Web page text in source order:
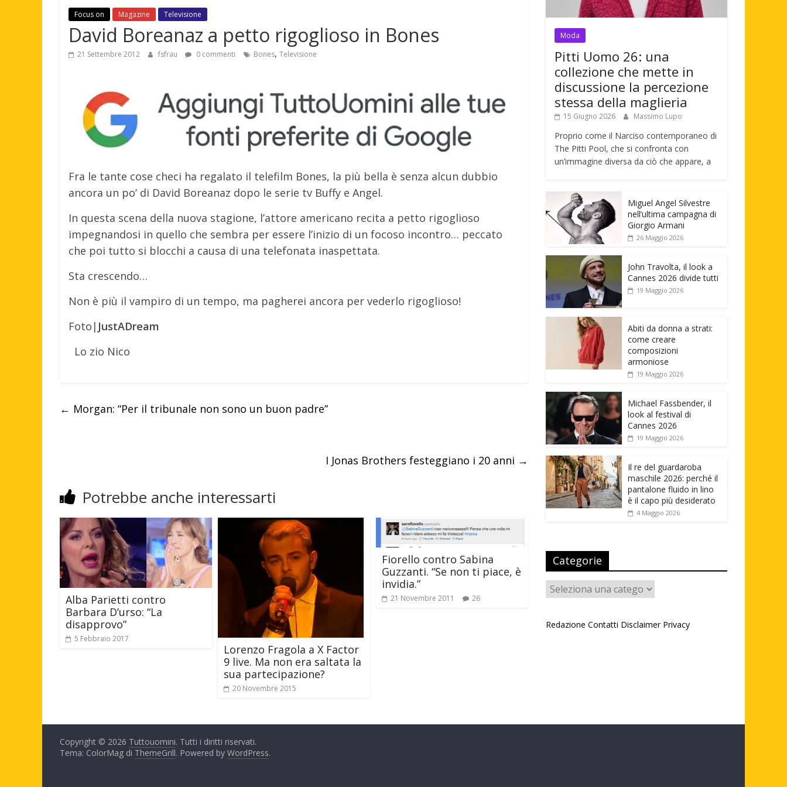
Focus on Magazine Televisione
David Boreanaz a petto rigoglioso in Bones
21 Settembre 2012 fsfrau 0 commenti Bones, Televisione
Fra le tante cose checi ha regalato il telefilm Bones, la più bella è senza alcun dubbio
ancora un po’ di David Boreanaz dopo le serie tv Buffy e Angel.
In questa scena della nuova stagione, l’attore americano recita a petto rigoglioso
impegnandosi in quello che sembra per essere l’inizio di un focoso incontro… peccato
che poi tutto si blocchi a causa di una telefonata inaspettata.
Sta crescendo…
Non è più il vampiro di un tempo, ma pagherei ancora per vederlo rigoglioso!
Foto| JustADream
Lo zio Nico
← Morgan: “Per il tribunale non sono un buon padre”
I Jonas Brothers festeggiano i 20 anni →
Potrebbe anche interessarti
Alba Parietti contro
Barbara D’urso: “La
disapprovo”
5 Febbraio 2017
Lorenzo Fragola a X Factor
9 live. Ma non era saltata la
sua partecipazione?
20 Novembre 2015
Fiorello contro Sabina
Guzzanti. “Se non ti piace, è
invidia.”
21 Novembre 2011 26
Moda
Pitti Uomo 26: una
collezione che mette in
discussione la percezione
stessa della maglieria
15 Giugno 2026 Massimo Lupo
Proprio come il Narciso contemporaneo di
The Pitti Pool, che si confronta con
un’immagine diversa da ciò che appare, a
Miguel Angel Silvestre
nell’ultima campagna di
Giorgio Armani
26 Maggio 2026
John Travolta, il look a
Cannes 2026 divide tutti
19 Maggio 2026
Abiti da donna a strati:
come creare
composizioni
armoniose
19 Maggio 2026
Michael Fassbender, il
look al festival di
Cannes 2026
19 Maggio 2026
Il re del guardaroba
maschile 2026: perché il
pantalone fluido in lino
è il capo più desiderato
4 Maggio 2026
Categorie
Categorie
Redazione Contatti Disclaimer Privacy
Copyright © 2026 Tuttouomini. Tutti i diritti riservati.
Tema: ColorMag di ThemeGrill. Powered by WordPress.